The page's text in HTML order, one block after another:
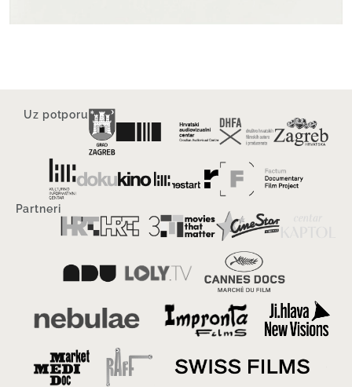
Uz potporu
Partneri